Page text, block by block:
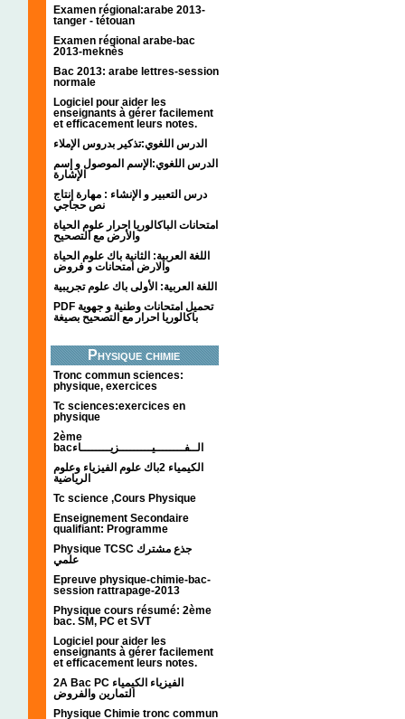
Examen régional:arabe 2013-
tanger - tétouan
Examen régional arabe-bac
2013-meknès
Bac 2013: arabe lettres-session
normale
Logiciel pour aider les
enseignants à gérer facilement
et efficacement leurs notes.
الدرس اللغوي:تذكير بدروس الإملاء
الدرس اللغوي:الإسم الموصول و إسم
الإشارة
درس التعبير و الإنشاء : مهارة إنتاج
نص حجاجي
امتحانات الباكالوريا احرار علوم الحياة
والأرض مع التصحيح
اللغة العربية: الثانية باك علوم الحياة
والارض امتحانات و فروض
اللغة العربية: الأولى باك علوم تجريبية
PDF تحميل امتحانات وطنية و جهوية
باكالوريا احرار مع التصحيح بصيغة
Physique chimie
Tronc commun sciences:
physique, exercices
Tc sciences:exercices en
physique
2ème
bacالــفــــــــيـــــــــزيــــــــاء
الكيمياء 2باك علوم الفيزياء وعلوم
الرياضية
Tc science ,Cours Physique
Enseignement Secondaire
qualifiant: Programme
Physique TCSC جذع مشترك
علمي
Epreuve physique-chimie-bac-
session rattrapage-2013
Physique cours résumé: 2ème
bac. SM, PC et SVT
Logiciel pour aider les
enseignants à gérer facilement
et efficacement leurs notes.
2A Bac PC الفيزياء الكيمياء
التمارين والفروض
Physique Chimie tronc commun